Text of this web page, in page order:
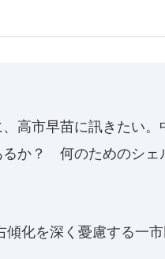
統領のウクライナシフト」「
る」など4つの異変を挙げた
高市早苗に訊きたい
るか？ 何のためのシェ
化を深く憂慮する一